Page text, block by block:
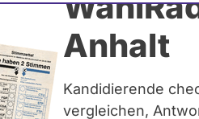
Anhalt
Kandidierende
vergleichen,
-